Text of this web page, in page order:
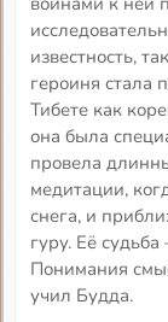
известность,
героиня стала
Тибете как
она была
провела
медитации,
снега, и
гуру. Её
Понимания
учил Будда.